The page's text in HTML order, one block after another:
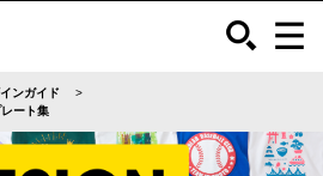
ンガイド
ート集